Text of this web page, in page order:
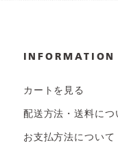
INFORMATION
カートを見る
配送方法・送料につ
お支払方法について